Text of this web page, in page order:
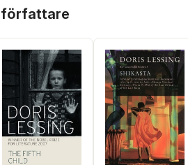
författare